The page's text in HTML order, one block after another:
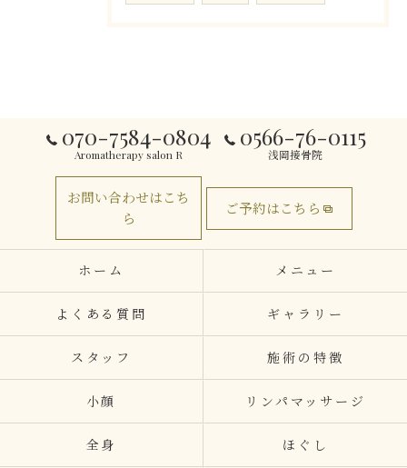
070-7584-0804
Aromatherapy salon R
0566-76-0115
浅岡接骨院
お問い合わせはこち
ら
ご予約はこちら
ホーム メニュー
よくある質問 ギャラリー
スタッフ 施術の特徴
小顔 リンパマッサージ
全身 ほぐし